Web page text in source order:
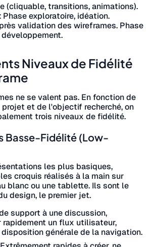
(cliquable, transitions, animations).
Phase exploratoire, idéation.
validation des wireframes. Phase
Niveaux de Fidélité
ne se valent pas. En fonction de
et de l'objectif recherché, on
trois niveaux de fidélité.
Basse-Fidélité (Low-
les plus basiques,
croquis réalisés à la main sur
blanc ou une tablette. Ils sont le
design, le premier jet.
support à une discussion,
rapidement un flux utilisateur,
générale de la navigation.